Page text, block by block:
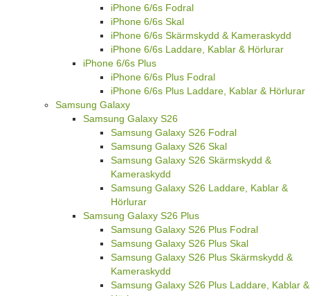
iPhone 6/6s Fodral
iPhone 6/6s Skal
iPhone 6/6s Skärmskydd & Kameraskydd
iPhone 6/6s Laddare, Kablar & Hörlurar
iPhone 6/6s Plus
iPhone 6/6s Plus Fodral
iPhone 6/6s Plus Laddare, Kablar & Hörlurar
Samsung Galaxy
Samsung Galaxy S26
Samsung Galaxy S26 Fodral
Samsung Galaxy S26 Skal
Samsung Galaxy S26 Skärmskydd &
Kameraskydd
Samsung Galaxy S26 Laddare, Kablar &
Hörlurar
Samsung Galaxy S26 Plus
Samsung Galaxy S26 Plus Fodral
Samsung Galaxy S26 Plus Skal
Samsung Galaxy S26 Plus Skärmskydd &
Kameraskydd
Samsung Galaxy S26 Plus Laddare, Kablar &